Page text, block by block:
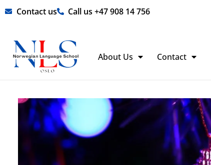
Skip Contact us Call us +47 908 14 756
About Us Contact